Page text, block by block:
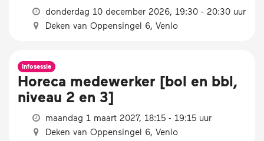
donderdag 10 december 2026, 19:30 - 20:30 uur
Deken van Oppensingel 6, Venlo
Infosessie
Horeca medewerker [bol en bbl,
niveau 2 en 3]
maandag 1 maart 2027, 18:15 - 19:15 uur
Deken van Oppensingel 6, Venlo